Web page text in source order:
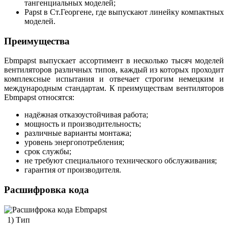
тангенциальных моделей;
Papst в Ст.Георгене, где выпускают линейку компактных
моделей.
Преимущества
Ebmpapst выпускает ассортимент в несколько тысяч моделей
вентиляторов различных типов, каждый из которых проходит
комплексные испытания и отвечает строгим немецким и
международным стандартам. К преимуществам вентиляторов
Ebmpapst относятся:
надёжная отказоустойчивая работа;
мощность и производительность;
различные варианты монтажа;
уровень энергопотребления;
срок службы;
не требуют специального технического обслуживания;
гарантия от производителя.
Расшифровка кода
1) Тип